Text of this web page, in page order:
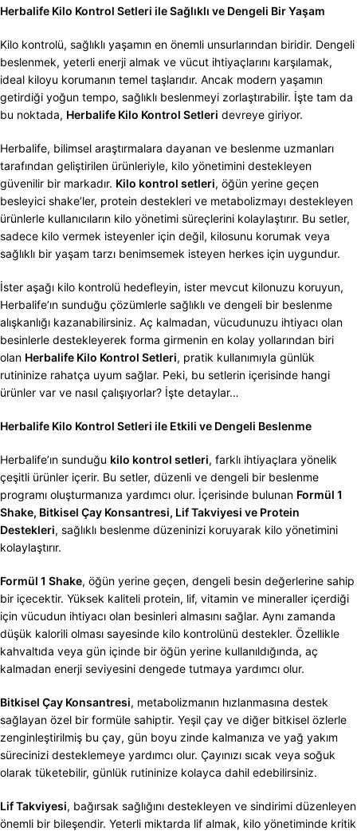
Herbalife Kilo Kontrol Setleri ile Sağlıklı ve Dengeli Bir Yaşam
Kilo kontrolü, sağlıklı yaşamın en önemli unsurlarından biridir. Dengeli
beslenmek, yeterli enerji almak ve vücut ihtiyaçlarını karşılamak,
ideal kiloyu korumanın temel taşlarıdır. Ancak modern yaşamın
getirdiği yoğun tempo, sağlıklı beslenmeyi zorlaştırabilir. İşte tam da
bu noktada, Herbalife Kilo Kontrol Setleri devreye giriyor.
Herbalife, bilimsel araştırmalara dayanan ve beslenme uzmanları
tarafından geliştirilen ürünleriyle, kilo yönetimini destekleyen
güvenilir bir markadır. Kilo kontrol setleri, öğün yerine geçen
besleyici shake’ler, protein destekleri ve metabolizmayı destekleyen
ürünlerle kullanıcıların kilo yönetimi süreçlerini kolaylaştırır. Bu setler,
sadece kilo vermek isteyenler için değil, kilosunu korumak veya
sağlıklı bir yaşam tarzı benimsemek isteyen herkes için uygundur.
İster aşağı kilo kontrolü hedefleyin, ister mevcut kilonuzu koruyun,
Herbalife’ın sunduğu çözümlerle sağlıklı ve dengeli bir beslenme
alışkanlığı kazanabilirsiniz. Aç kalmadan, vücudunuzu ihtiyacı olan
besinlerle destekleyerek forma girmenin en kolay yollarından biri
olan Herbalife Kilo Kontrol Setleri, pratik kullanımıyla günlük
rutininize rahatça uyum sağlar. Peki, bu setlerin içerisinde hangi
ürünler var ve nasıl çalışıyorlar? İşte detaylar…
Herbalife Kilo Kontrol Setleri ile Etkili ve Dengeli Beslenme
Herbalife’ın sunduğu kilo kontrol setleri, farklı ihtiyaçlara yönelik
çeşitli ürünler içerir. Bu setler, düzenli ve dengeli bir beslenme
programı oluşturmanıza yardımcı olur. İçerisinde bulunan Formül 1
Shake, Bitkisel Çay Konsantresi, Lif Takviyesi ve Protein
Destekleri, sağlıklı beslenme düzeninizi koruyarak kilo yönetimini
kolaylaştırır.
Formül 1 Shake, öğün yerine geçen, dengeli besin değerlerine sahip
bir içecektir. Yüksek kaliteli protein, lif, vitamin ve mineraller içerdiği
için vücudun ihtiyacı olan besinleri almasını sağlar. Aynı zamanda
düşük kalorili olması sayesinde kilo kontrolünü destekler. Özellikle
kahvaltıda veya gün içinde bir öğün yerine kullanıldığında, aç
kalmadan enerji seviyesini dengede tutmaya yardımcı olur.
Bitkisel Çay Konsantresi, metabolizmanın hızlanmasına destek
sağlayan özel bir formüle sahiptir. Yeşil çay ve diğer bitkisel özlerle
zenginleştirilmiş bu çay, gün boyu zinde kalmanıza ve yağ yakım
sürecinizi desteklemeye yardımcı olur. Çayınızı sıcak veya soğuk
olarak tüketebilir, günlük rutininize kolayca dahil edebilirsiniz.
Lif Takviyesi, bağırsak sağlığını destekleyen ve sindirimi düzenleyen
önemli bir bileşendir. Yeterli miktarda lif almak, kilo yönetiminde kritik